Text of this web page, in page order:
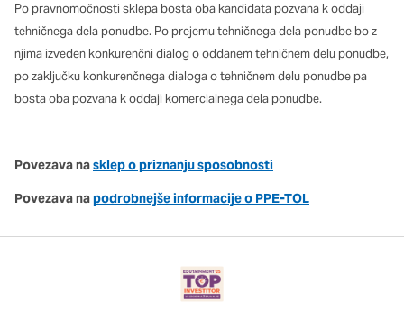
Po pravnomočnosti sklepa bosta oba kandidata pozvana k oddaji
tehničnega dela ponudbe. Po prejemu tehničnega dela ponudbe bo z
njima izveden konkurenčni dialog o oddanem tehničnem delu ponudbe,
po zaključku konkurenčnega dialoga o tehničnem delu ponudbe pa
bosta oba pozvana k oddaji komercialnega dela ponudbe.
Povezava nasklep o priznanju sposobnosti
Povezava napodrobnejše informacije o PPE-TOL
DOVOLI VSE